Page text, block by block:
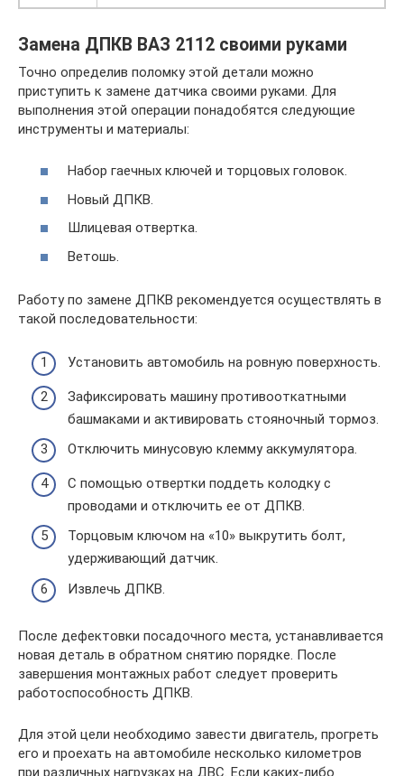
Замена ДПКВ ВАЗ 2112 своими руками
Точно определив поломку этой детали можно
приступить к замене датчика своими руками. Для
выполнения этой операции понадобятся следующие
инструменты и материалы:
Набор гаечных ключей и торцовых головок.
Новый ДПКВ.
Шлицевая отвертка.
Ветошь.
Работу по замене ДПКВ рекомендуется осуществлять в
такой последовательности:
Установить автомобиль на ровную поверхность.
Зафиксировать машину противооткатными
башмаками и активировать стояночный тормоз.
Отключить минусовую клемму аккумулятора.
С помощью отвертки поддеть колодку с
проводами и отключить ее от ДПКВ.
Торцовым ключом на «10» выкрутить болт,
удерживающий датчик.
Извлечь ДПКВ.
После дефектовки посадочного места, устанавливается
новая деталь в обратном снятию порядке. После
завершения монтажных работ следует проверить
работоспособность ДПКВ.
Для этой цели необходимо завести двигатель, прогреть
его и проехать на автомобиле несколько километров
при различных нагрузках на ДВС. Если каких-либо